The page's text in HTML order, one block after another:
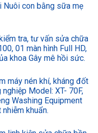
Nuôi con bằng sữa mẹ
tra, tư vấn sửa chữa
01 màn hình Full HD,
khoa Gây mê hồi sức.
máy nén khí, kháng đốt
Model: XT- 70F,
Washing Equipment
khuẩn.